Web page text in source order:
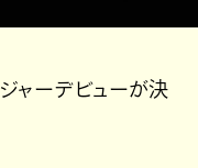
ャーデビューが決